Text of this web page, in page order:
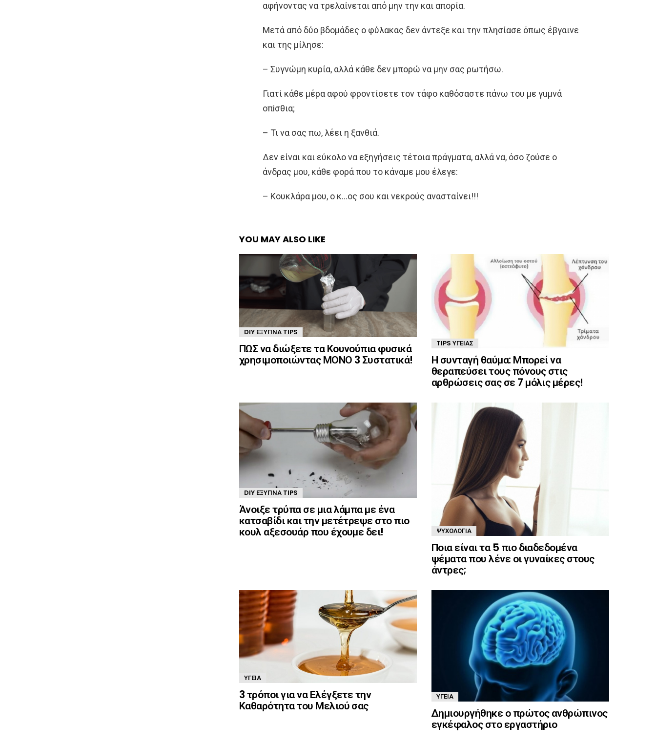
αφήνοντας να τρελαίνεται από μην την και απορία.
Μετά από δύο βδομάδες ο φύλακας δεν άντεξε και την πλησίασε όπως έβγαινε
και της μίλησε:
– Συγνώμη κυρία, αλλά κάθε δεν μπορώ να μην σας ρωτήσω.
Γιατί κάθε μέρα αφού φροντίσετε τον τάφο καθόσαστε πάνω του με γuμνά
οπiσθια;
– Τι να σας πω, λέει η ξανθιά.
Δεν είναι και εύκολο να εξηγήσεις τέτοια πράγματα, αλλά να, όσο ζούσε ο
άνδρας μου, κάθε φορά που το κάναμε μου έλεγε:
– Κουκλάρα μου, ο κ…ος σου και νεκρούς ανασταίνει!!!
YOU MAY ALSO LIKE
DIY ΈΞΥΠΝΑ TIPS
ΠΩΣ να διώξετε τα Κουνούπια φυσικά
χρησιμοποιώντας ΜΟΝΟ 3 Συστατικά!
TIPS ΥΓΕΊΑΣ
Η συνταγή θαύμα: Μπορεί να
θεραπεύσει τους πόνους στις
αρθρώσεις σας σε 7 μόλις μέρες!
DIY ΈΞΥΠΝΑ TIPS
Άνοιξε τρύπα σε μια λάμπα με ένα
κατσαβίδι και την μετέτρεψε στο πιο
κουλ αξεσουάρ που έχουμε δει! ΨΥΧΟΛΟΓΊΑ
Ποια είναι τα 5 πιο διαδεδομένα
ψέματα που λένε οι γυναίκες στους
άντρες;
ΥΓΕΊΑ
3 τρόποι για να Ελέγξετε την
Καθαρότητα του Μελιού σας
ΥΓΕΊΑ
Δημιουργήθηκε ο πρώτος ανθρώπινος
εγκέφαλος στο εργαστήριο